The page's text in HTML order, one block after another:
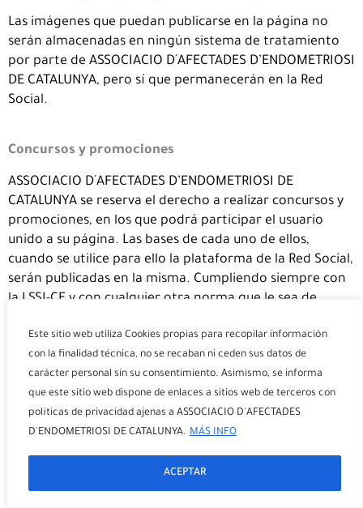
Este sitio web utiliza Cookies propias para recopilar información
con la finalidad técnica, no se recaban ni ceden sus datos de
carácter personal sin su consentimiento. Asimismo, se informa
que este sitio web dispone de enlaces a sitios web de terceros con
políticas de privacidad ajenas a ASSOCIACIO D'AFECTADES
D'ENDOMETRIOSI DE CATALUNYA. MÁS INFO
ACEPTAR
Las imágenes que puedan publicarse en la página no
serán almacenadas en ningún sistema de tratamiento
por parte de ASSOCIACIO D´AFECTADES D’ENDOMETRIOSI
DE CATALUNYA, pero sí que permanecerán en la Red
Social.
Concursos y promociones
ASSOCIACIO D´AFECTADES D’ENDOMETRIOSI DE
CATALUNYA se reserva el derecho a realizar concursos y
promociones, en los que podrá participar el usuario
unido a su página. Las bases de cada uno de ellos,
cuando se utilice para ello la plataforma de la Red Social,
serán publicadas en la misma. Cumpliendo siempre con
la LSSI-CE y con cualquier otra norma que le sea de
La Red Social no patrocina, avala ni administra, de modo
alguno, ninguna de nuestras promociones, ni está
asociada a ninguna de ellas.
ASSOCIACIO D’AFECTADES D’ENDOMETRIOSI DE
CATALUNYA utilizará la Red Social para publicitar sus
productos y servicios, en todo caso, si decide tratar sus
datos de contacto para realizar acciones directas de